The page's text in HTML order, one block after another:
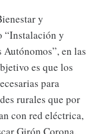
y
“Instalación y
en las
es que los
para
rurales que por
con red eléctrica,
Girón Corona.